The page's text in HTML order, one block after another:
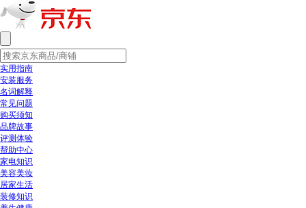
实用指南
安装服务
名词解释
常见问题
购买须知
品牌故事
评测体验
帮助中心
家电知识
美容美妆
居家生活
装修知识